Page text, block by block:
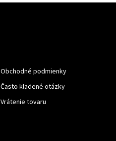
Obchodné podmienky
Často kladené otázky
Vrátenie tovaru